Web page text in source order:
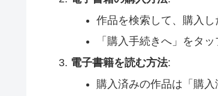
作品を検索して、購入し
「購入手続きへ」をタ
電子書籍を読む方法:
購入済みの作品は「購入